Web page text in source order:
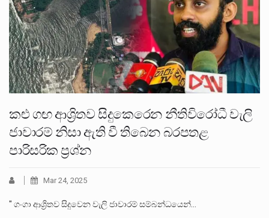
කළු ගඟ ආශ්‍රිතව සිදුකෙරෙන නීතිවිරෝධී වැලි
ජාවාරම් නිසා ඇති වී තිබෙන බරපතළ
පාරිසරික ප්‍රශ්න
Mar 24, 2025
" ගංගා ආශ්‍රිතව සිදුවෙන වැලි ජාවාරම් සම්බන්ධයෙන්…